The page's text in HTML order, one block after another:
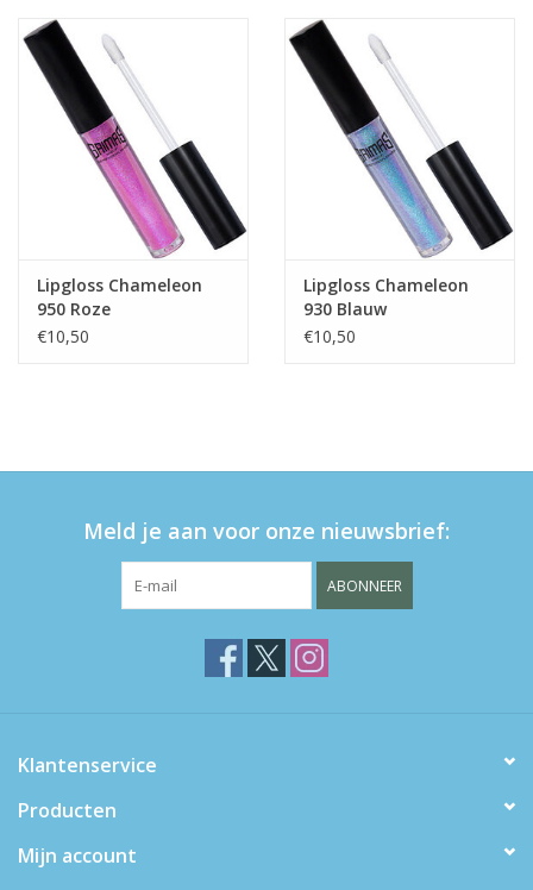
• veilig voor gebruik in de buurt van de ogen en op de lippen
• ongeparfumeerd
• parabeenvrij
• glutenvrij
Lipgloss Chameleon
950 Roze
€10,50
Lipgloss Chameleon
930 Blauw
€10,50
Meld je aan voor onze nieuwsbrief:
ABONNEER
Klantenservice
Producten
Mijn account